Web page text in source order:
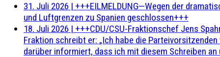
31. Juli 2026 | +++EILMELDUNG—Wegen der
und Luftgrenzen zu Spanien geschlossen+++
18. Juli 2026 | +++CDU/CSU-Fraktionschef Jens
Fraktion schreibt er: „Ich habe die
darüber informiert, dass ich mit diesem Schreiben